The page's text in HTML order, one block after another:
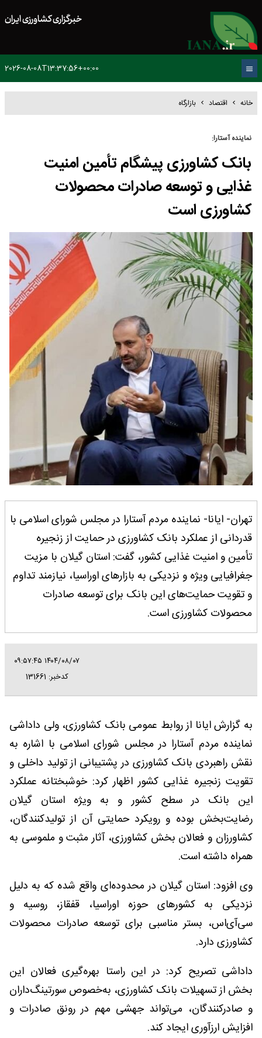
خبرگزاری کشاورزی ایران
2026-08-08T13:37:56+00:00
خانه اقتصاد بازارگاه
نماینده آستارا:
بانک کشاورزی پیشگام تأمین امنیت
غذایی و توسعه صادرات محصولات
کشاورزی است
تهران- ایانا- نماینده مردم آستارا در مجلس شورای اسلامی با
قدردانی از عملکرد بانک کشاورزی در حمایت از زنجیره
تأمین و امنیت غذایی کشور، گفت: استان گیلان با مزیت
جغرافیایی ویژه و نزدیکی به بازارهای اوراسیا، نیازمند تداوم
و تقویت حمایت‌های این بانک برای توسعه صادرات
محصولات کشاورزی است.
۱۴۰۴/۰۸/۰۷ ۰۹:۵۷:۴۵
کدخبر: 131661
به گزارش ایانا از روابط عمومی بانک کشاورزی، ولی داداشی
نماینده مردم آستارا در مجلس شورای اسلامی با اشاره به
نقش راهبردی بانک کشاورزی در پشتیبانی از تولید داخلی و
تقویت زنجیره غذایی کشور اظهار کرد: خوشبختانه عملکرد
این بانک در سطح کشور و به‌ ویژه استان گیلان
رضایت‌بخش بوده و رویکرد حمایتی آن از تولیدکنندگان،
کشاورزان و فعالان بخش کشاورزی، آثار مثبت و ملموسی به
همراه داشته است.
وی افزود: استان گیلان در محدوده‌ای واقع شده که به دلیل
نزدیکی به کشورهای حوزه اوراسیا، قفقاز، روسیه و
سی‌آی‌اس، بستر مناسبی برای توسعه صادرات محصولات
کشاورزی دارد.
داداشی تصریح کرد: در این راستا بهره‌گیری فعالان این
بخش از تسهیلات بانک کشاورزی، به‌خصوص سورتینگ‌داران
و صادرکنندگان، می‌تواند جهشی مهم در رونق صادرات و
افزایش ارزآوری ایجاد کند.